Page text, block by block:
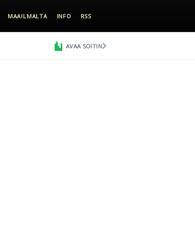
MAAILMALTA INFO RSS
AVAA SOITIN